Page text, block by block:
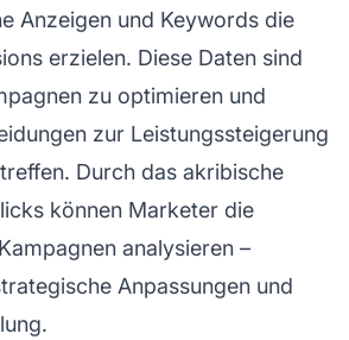
Anzeigen und Keywords die
erzielen. Diese Daten sind
zu optimieren und
zur Leistungssteigerung
Durch das akribische
können Marketer die
analysieren –
Anpassungen und